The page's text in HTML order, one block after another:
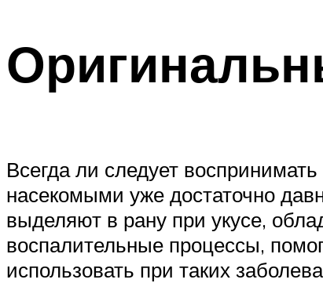
Всегда ли следует
насекомыми уже достаточно
выделяют в рану при укусе,
воспалительные процессы,
использовать при таких